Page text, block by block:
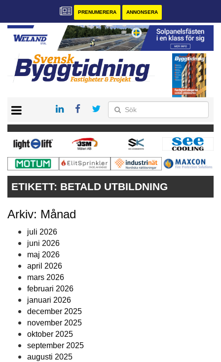
PRENUMERERA ANNONSERA
PRENUMERERA
VÅRA ANDRA MAGASIN
ANNONSERA
KONTAKT
ETIKETT: BETALD UTBILDNING
Arkiv: Månad
juli 2026
juni 2026
maj 2026
april 2026
mars 2026
februari 2026
januari 2026
december 2025
november 2025
oktober 2025
september 2025
augusti 2025